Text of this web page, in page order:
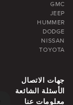
GMC
JEEP
HUMMER
DODGE
NISSAN
TOYOTA
جهات الاتصال
الأسئلة الشائعة
معلومات عنا